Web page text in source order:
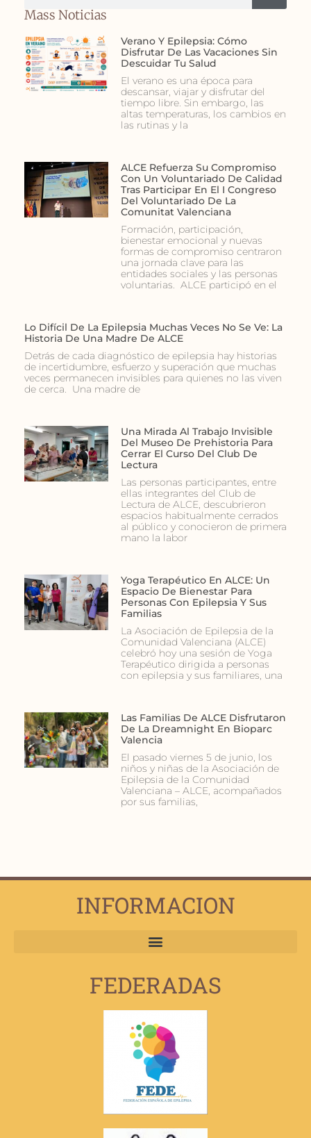
Mass Noticias
Verano Y Epilepsia: Cómo
Disfrutar De Las Vacaciones Sin
Descuidar Tu Salud
El verano es una época para
descansar, viajar y disfrutar del
tiempo libre. Sin embargo, las
altas temperaturas, los cambios en
las rutinas y la
ALCE Refuerza Su Compromiso
Con Un Voluntariado De Calidad
Tras Participar En El I Congreso
Del Voluntariado De La
Comunitat Valenciana
Formación, participación,
bienestar emocional y nuevas
formas de compromiso centraron
una jornada clave para las
entidades sociales y las personas
voluntarias. ALCE participó en el
Lo Difícil De La Epilepsia Muchas Veces No Se Ve: La
Historia De Una Madre De ALCE
Detrás de cada diagnóstico de epilepsia hay historias
de incertidumbre, esfuerzo y superación que muchas
veces permanecen invisibles para quienes no las viven
de cerca. Una madre de
Una Mirada Al Trabajo Invisible
Del Museo De Prehistoria Para
Cerrar El Curso Del Club De
Lectura
Las personas participantes, entre
ellas integrantes del Club de
Lectura de ALCE, descubrieron
espacios habitualmente cerrados
al público y conocieron de primera
mano la labor
Yoga Terapéutico En ALCE: Un
Espacio De Bienestar Para
Personas Con Epilepsia Y Sus
Familias
La Asociación de Epilepsia de la
Comunidad Valenciana (ALCE)
celebró hoy una sesión de Yoga
Terapéutico dirigida a personas
con epilepsia y sus familiares, una
Las Familias De ALCE Disfrutaron
De La Dreamnight En Bioparc
Valencia
El pasado viernes 5 de junio, los
niños y niñas de la Asociación de
Epilepsia de la Comunidad
Valenciana – ALCE, acompañados
por sus familias,
INFORMACION
FEDERADAS